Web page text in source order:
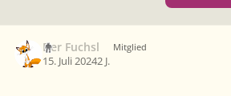
Der Fuchsl Mitglied
15. Juli 20242 J.